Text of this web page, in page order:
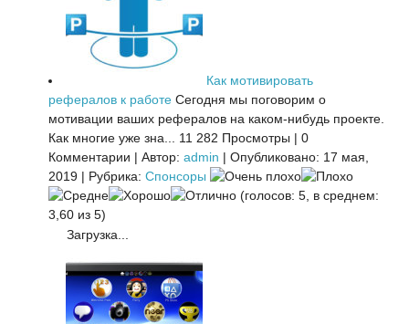
Как мотивировать
рефералов к работе Сегодня мы поговорим о
мотивации ваших рефералов на каком-нибудь проекте.
Как многие уже зна...
11 282 Просмотры | 0
Комментарии | Автор: admin | Опубликовано: 17 мая,
2019 | Рубрика: Спонсоры
(голосов: 5, в среднем:
3,60 из 5)
Загрузка...